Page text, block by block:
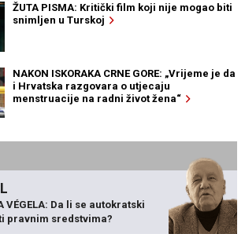
ŽUTA PISMA: Kritički film koji nije mogao biti
snimljen u Turskoj
NAKON ISKORAKA CRNE GORE: „Vrijeme je da
i Hrvatska razgovara o utjecaju
menstruacije na radni život žena“
VÉGELA: Da li se autokratski
pravnim sredstvima?